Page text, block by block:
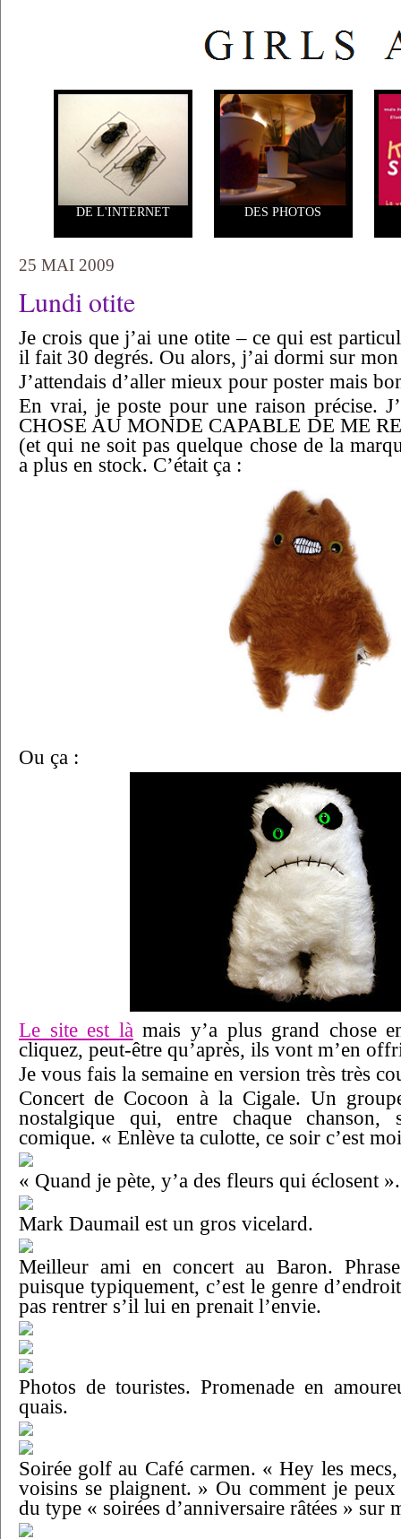
DE L'INTERNET DES PHOTOS
25 MAI 2009
Lundi otite
Je crois que j’ai une otite – ce qui est
il fait 30 degrés. Ou alors, j’ai dormi sur
J’attendais d’aller mieux pour poster mais
En vrai, je poste pour une raison précise.
CHOSE AU MONDE CAPABLE DE ME
(et qui ne soit pas quelque chose de la
a plus en stock. C’était ça :
Ou ça :
Le site est làmais y’a plus grand chose
cliquez, peut-être qu’après, ils vont m’en
Je vous fais la semaine en version très très
Concert de Cocoon à la Cigale. Un
nostalgique qui, entre chaque chanson,
comique. « Enlève ta culotte, ce soir c’est
« Quand je pète, y’a des fleurs qui éclosent
Mark Daumail est un gros vicelard.
Meilleur ami en concert au Baron.
puisque typiquement, c’est le genre
pas rentrer s’il lui en prenait l’envie.
Photos de touristes. Promenade en
quais.
Soirée golf au Café carmen. « Hey les
voisins se plaignent. » Ou comment je peux
du type « soirées d’anniversaire râtées »